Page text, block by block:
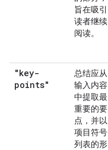
旨在吸引
读者继续
阅读。
"key-
points"
总结应从
输入内容
中提取最
重要的要
点，并以
项目符号
列表的形